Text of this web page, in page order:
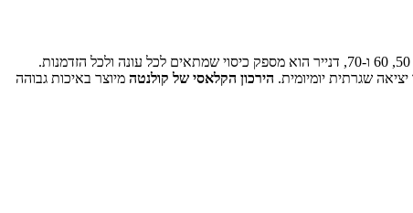
ה"ירכון קלאסי" של קולנטה בצבע שחור הוא הבחירה המושלמת למי שמחפשת עיצוב קלאסי ונקי שמשתלב בכל הופעה. עם ירכונים הנעים בין 20, 40, 50, 60 ו-70, דנייר הוא מספק כיסוי שמתאים לכל עונה ולכל הזדמנות.
שגרתית יומיומית. הירכון הקלאסי של קולנטה מיוצר באיכות גבוהה